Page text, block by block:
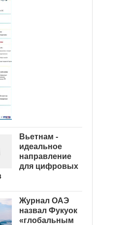
Вьетнам -
идеальное
направление
для цифровых
Журнал ОАЭ
назвал Фукуок
«глобальным